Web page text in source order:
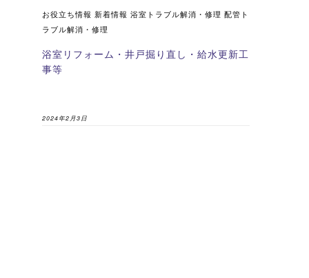
お役立ち情報 新着情報 浴室トラブル解消・修理 配管ト
ラブル解消・修理
浴室リフォーム・井戸掘り直し・給水更新工
事等
2024年2月3日